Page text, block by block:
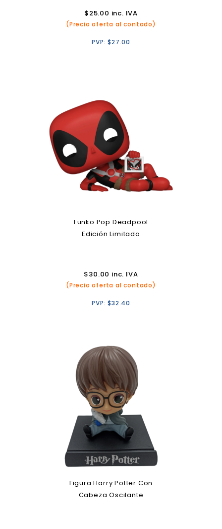
$25.00 inc. IVA
(Precio oferta al contado)
PVP:$27.00
Funko Pop Deadpool
Edición Limitada
$30.00 inc. IVA
(Precio oferta al contado)
PVP:$32.40
Figura Harry Potter Con
Cabeza Oscilante